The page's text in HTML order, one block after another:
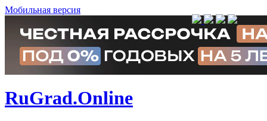
Мобильная версия
RuGrad.Online